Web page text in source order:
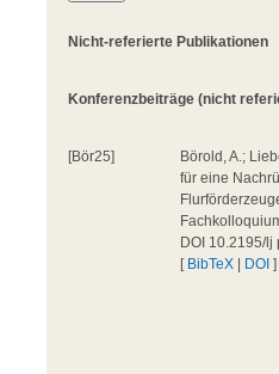
Nicht-referierte Publikationen
Konferenzbeiträge (nicht
[Bör25]
Börold, A.;
für eine
DOI 10.2195/
[ BibTeX | DOI ]